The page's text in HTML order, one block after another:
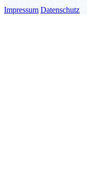
Impressum Datenschutz